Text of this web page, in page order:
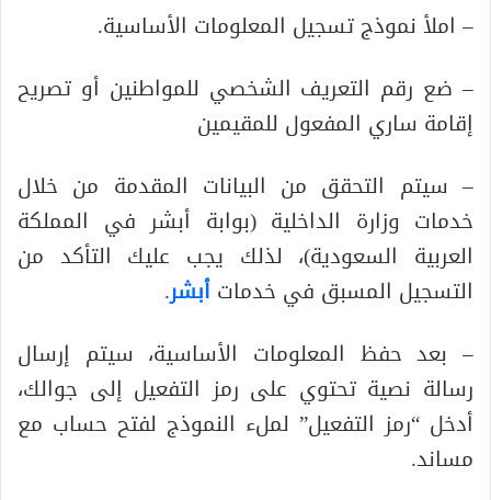
– املأ نموذج تسجيل المعلومات الأساسية.
– ضع رقم التعريف الشخصي للمواطنين أو تصريح
إقامة ساري المفعول للمقيمين
– سيتم التحقق من البيانات المقدمة من خلال
خدمات وزارة الداخلية (بوابة أبشر في المملكة
العربية السعودية)، لذلك يجب عليك التأكد من
التسجيل المسبق في خدماتأبشر.
– بعد حفظ المعلومات الأساسية، سيتم إرسال
رسالة نصية تحتوي على رمز التفعيل إلى جوالك،
أدخل “رمز التفعيل” لملء النموذج لفتح حساب مع
مساند.